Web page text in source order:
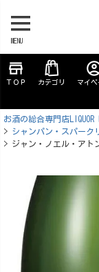
MENU
store
ＴＯＰ カテゴリ マイペ
お酒の総合専門店LIQUOR
シャンパン・スパーク
ジャン・ノエル・アト